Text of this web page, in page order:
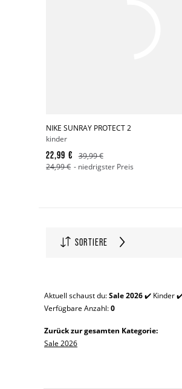
NIKE SUNRAY PROTECT 2
kinder
22,99 €
39,99 €
24,99 € - niedrigster Preis
SORTIERE
Aktuell schaust du:Sale 2026✔️ Kinder
Verfügbare Anzahl:0
Zurück zur gesamten Kategorie:
Sale 2026